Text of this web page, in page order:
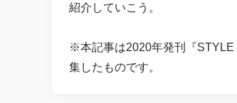
紹介していこう。
※本記事は2020年発刊『STYLE
集したものです。